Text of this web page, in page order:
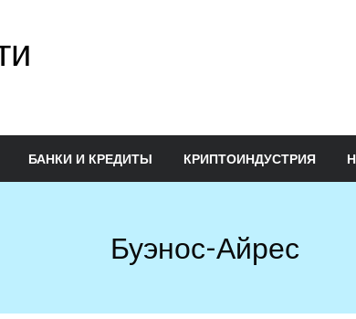
БАНКИ И КРЕДИТЫ КРИПТОИНДУСТРИЯ
Буэнос-Айрес